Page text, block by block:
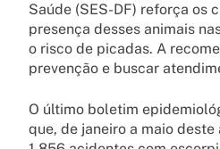
Saúde (SES-DF) reforça os
presença desses animais
o risco de picadas. A
prevenção e buscar
O último boletim
que, de janeiro a maio